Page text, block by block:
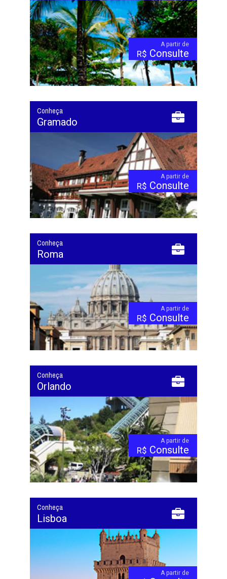
A partir de
R$ Consulte
Conheça
Gramado
A partir de
R$ Consulte
Conheça
Roma
A partir de
R$ Consulte
Conheça
Orlando
A partir de
R$ Consulte
Conheça
Lisboa
A partir de